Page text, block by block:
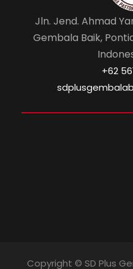
Jln. Jend. Ahmad
Gembala Baik,
‎+62
Copyright © SD Plus